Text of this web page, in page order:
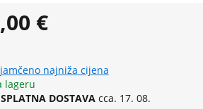
€
najniža cijena
lageru
DOSTAVA cca. 17. 08.